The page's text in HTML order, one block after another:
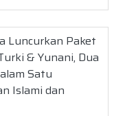
Luncurkan Paket
& Yunani, Dua
Satu
Islami dan